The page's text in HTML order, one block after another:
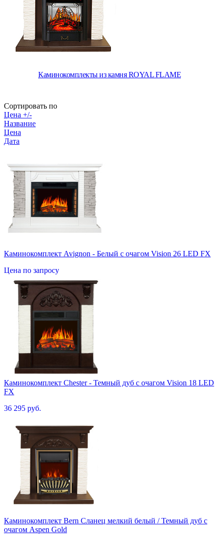
Каминокомплекты из камня ROYAL FLAME
Сортировать по
Цена +/-
Название
Цена
Дата
Каминокомплект Avignon - Белый с очагом Vision 26 LED FX
Цена по запросу
Каминокомплект Chester - Темный дуб с очагом Vision 18 LED
FX
36 295 руб.
Каминокомплект Bern Сланец мелкий белый / Темный дуб с
очагом Aspen Gold